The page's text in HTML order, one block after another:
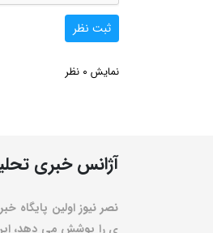
ثبت نظر
نمایش 0 نظر
آژانس خبری
نصر نیوز اولین پایگاه
ی را پوشش می دهد، این